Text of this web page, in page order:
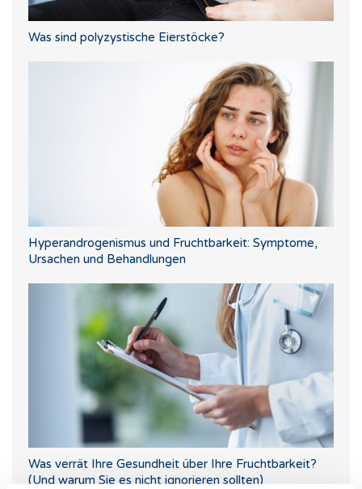
Was sind polyzystische Eierstöcke?
Hyperandrogenismus und Fruchtbarkeit: Symptome,
Ursachen und Behandlungen
Was verrät Ihre Gesundheit über Ihre Fruchtbarkeit?
(Und warum Sie es nicht ignorieren sollten)